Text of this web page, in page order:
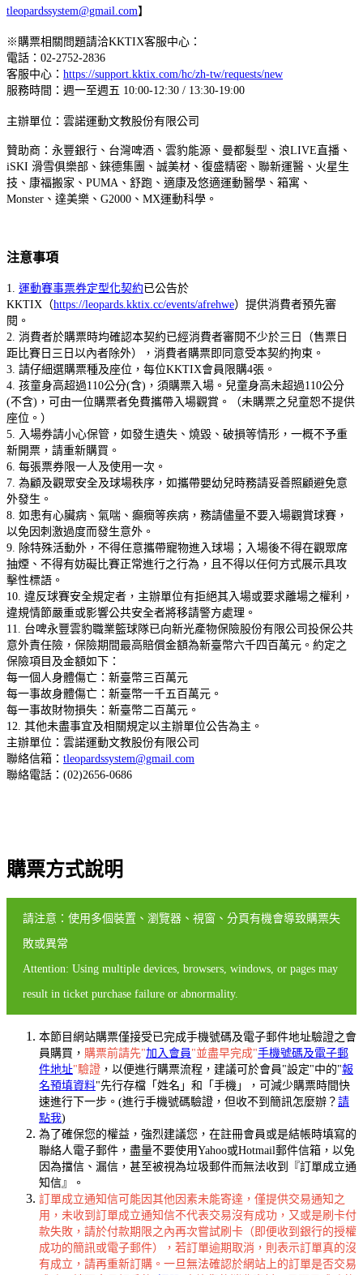
tleopardssystem@gmail.com】
※購票相關問題請洽KKTIX客服中心：
電話：02-2752-2836
客服中心： https://support.kktix.com/hc/zh-tw/requests/new
服務時間：週一至週五 10:00-12:30 / 13:30-19:00
主辦單位：雲諾運動文教股份有限公司
贊助商：永豐銀行、台灣啤酒、雲豹能源、曼都髮型、浪LIVE直播、
iSKI 滑雪俱樂部、錸德集團、誠美材、復盛精密、聯新運醫、火星生
技、康福搬家、PUMA、舒跑、適康及悠適運動醫學、箱寓、
Monster、達美樂、G2000、MX運動科學。
注意事項
1. 運動賽事票券定型化契約已公告於
KKTIX（https://leopards.kktix.cc/events/afrehwe）提供消費者預先審
閱。
2. 消費者於購票時均確認本契約已經消費者審閱不少於三日（售票日
距比賽日三日以內者除外），消費者購票即同意受本契約拘束。
3. 請仔細選購票種及座位，每位KKTIX會員限購4張。
4. 孩童身高超過110公分(含)，須購票入場。兒童身高未超過110公分
(不含)，可由一位購票者免費攜帶入場觀賞。（未購票之兒童恕不提供
座位。）
5. 入場券請小心保管，如發生遺失、燒毀、破損等情形，一概不予重
新開票，請重新購買。
6. 每張票券限一人及使用一次。
7. 為顧及觀眾安全及球場秩序，如攜帶嬰幼兒時務請妥善照顧避免意
外發生。
8. 如患有心臟病、氣喘、癲癇等疾病，務請儘量不要入場觀賞球賽，
以免因刺激過度而發生意外。
9. 除特殊活動外，不得任意攜帶寵物進入球場；入場後不得在觀眾席
抽煙、不得有妨礙比賽正常進行之行為，且不得以任何方式展示具攻
擊性標語。
10. 違反球賽安全規定者，主辦單位有拒絕其入場或要求離場之權利，
違規情節嚴重或影響公共安全者將移請警方處理。
11. 台啤永豐雲豹職業籃球隊已向新光產物保險股份有限公司投保公共
意外責任險，保險期間最高賠償金額為新臺幣六千四百萬元。約定之
保險項目及金額如下：
每一個人身體傷亡：新臺幣三百萬元
每一事故身體傷亡：新臺幣一千五百萬元。
每一事故財物損失：新臺幣二百萬元。
12. 其他未盡事宜及相關規定以主辦單位公告為主。
主辦單位：雲諾運動文教股份有限公司
聯絡信箱： tleopardssystem@gmail.com
聯絡電話：(02)2656-0686
購票方式說明
請注意：使用多個裝置、瀏覽器、視窗、分頁有機會導致購票失
敗或異常
Attention: Using multiple devices, browsers, windows, or pages may
result in ticket purchase failure or abnormality.
本節目網站購票僅接受已完成手機號碼及電子郵件地址驗證之會
員購買， 購票前請先"加入會員 "並盡早完成"手機號碼及電子郵
件地址"驗證 ，以便進行購票流程，建議可於會員"設定"中的"報
名預填資料"先行存檔「姓名」和「手機」，可減少購票時間快
速進行下一步。(進行手機號碼驗證，但收不到簡訊怎麼辦？ 請
點我)
為了確保您的權益，強烈建議您，在註冊會員或是結帳時填寫的
聯絡人電子郵件，盡量不要使用Yahoo或Hotmail郵件信箱，以免
因為擋信、漏信，甚至被視為垃圾郵件而無法收到『訂單成立通
知信』。
訂單成立通知信可能因其他因素未能寄達，僅提供交易通知之
用，未收到訂單成立通知信不代表交易沒有成功，又或是刷卡付
款失敗，請於付款期限之內再次嘗試刷卡（即便收到銀行的授權
成功的簡訊或電子郵件），若訂單逾期取消，則表示訂單真的沒
有成立，請再重新訂購。一旦無法確認於網站上的訂單是否交易